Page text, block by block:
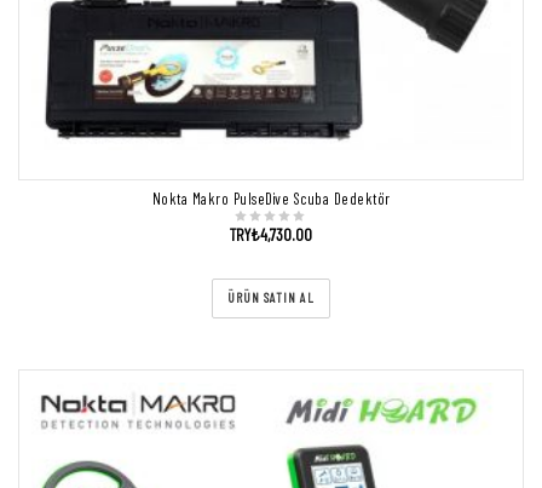
Nokta Makro PulseDive Scuba Dedektör
TRY₺4,730.00
ÜRÜN SATIN AL